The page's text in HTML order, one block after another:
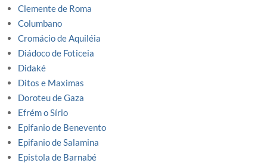
Clemente de Roma
Columbano
Cromácio de Aquiléia
Diádoco de Foticeia
Didaké
Ditos e Maximas
Doroteu de Gaza
Efrém o Sírio
Epifanio de Benevento
Epifanio de Salamina
Epistola de Barnabé